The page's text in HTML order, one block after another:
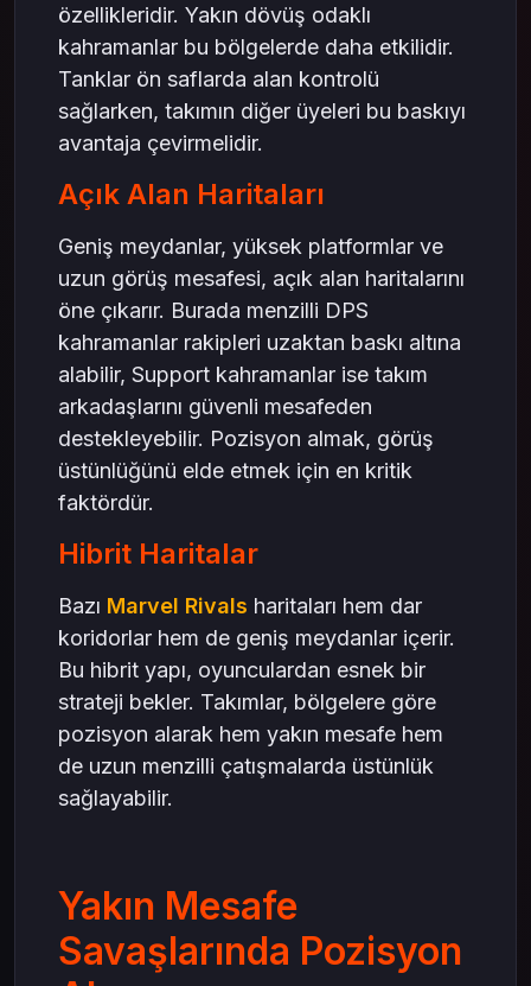
özellikleridir. Yakın dövüş odaklı
kahramanlar bu bölgelerde daha etkilidir.
Tanklar ön saflarda alan kontrolü
sağlarken, takımın diğer üyeleri bu baskıyı
avantaja çevirmelidir.
Açık Alan Haritaları
Geniş meydanlar, yüksek platformlar ve
uzun görüş mesafesi, açık alan haritalarını
öne çıkarır. Burada menzilli DPS
kahramanlar rakipleri uzaktan baskı altına
alabilir, Support kahramanlar ise takım
arkadaşlarını güvenli mesafeden
destekleyebilir. Pozisyon almak, görüş
üstünlüğünü elde etmek için en kritik
faktördür.
Hibrit Haritalar
Bazı Marvel Rivals haritaları hem dar
koridorlar hem de geniş meydanlar içerir.
Bu hibrit yapı, oyunculardan esnek bir
strateji bekler. Takımlar, bölgelere göre
pozisyon alarak hem yakın mesafe hem
de uzun menzilli çatışmalarda üstünlük
sağlayabilir.
Yakın Mesafe
Savaşlarında Pozisyon